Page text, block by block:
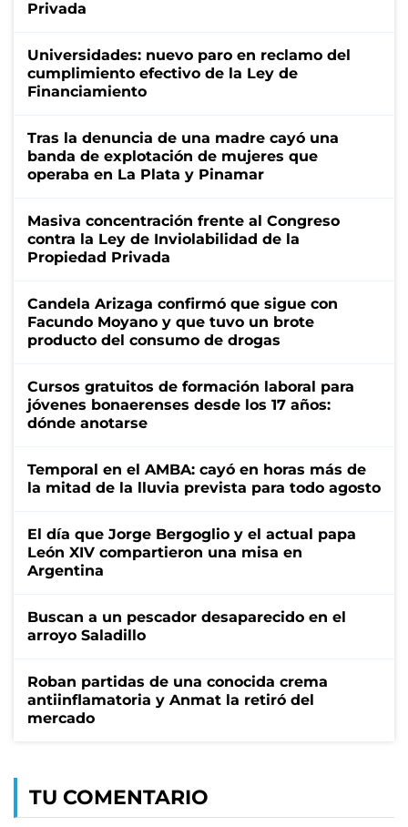
Privada
Universidades: nuevo paro en reclamo del
cumplimiento efectivo de la Ley de
Financiamiento
Tras la denuncia de una madre cayó una
banda de explotación de mujeres que
operaba en La Plata y Pinamar
Masiva concentración frente al Congreso
contra la Ley de Inviolabilidad de la
Propiedad Privada
Candela Arizaga confirmó que sigue con
Facundo Moyano y que tuvo un brote
producto del consumo de drogas
Cursos gratuitos de formación laboral para
jóvenes bonaerenses desde los 17 años:
dónde anotarse
Temporal en el AMBA: cayó en horas más de
la mitad de la lluvia prevista para todo agosto
El día que Jorge Bergoglio y el actual papa
León XIV compartieron una misa en
Argentina
Buscan a un pescador desaparecido en el
arroyo Saladillo
Roban partidas de una conocida crema
antiinflamatoria y Anmat la retiró del
mercado
TU COMENTARIO